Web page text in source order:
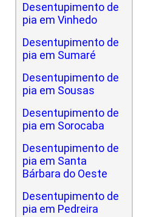
Desentupimento de
pia em Vinhedo
Desentupimento de
pia em Sumaré
Desentupimento de
pia em Sousas
Desentupimento de
pia em Sorocaba
Desentupimento de
pia em Santa
Bárbara do Oeste
Desentupimento de
pia em Pedreira